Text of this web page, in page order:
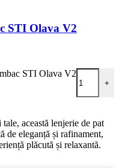
STI Olava V2
STI Olava V2
+
această lenjerie de pat
de eleganță și rafinament,
plăcută și relaxantă.